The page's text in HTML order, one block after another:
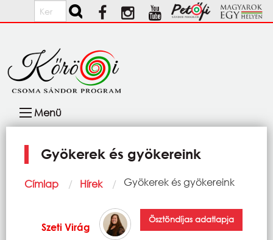
Ugrás a tartalomra
Keresés
navigáció
Menü
Gyökerek és gyökereink
Morzsa
Címlap Hírek Current:
Gyökerek és gyökereink
Szeti Virág
Ösztöndíjas adatlapja